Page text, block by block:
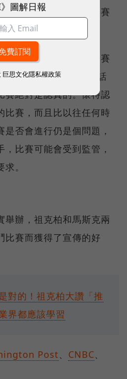
自己進行柔術練習或比賽
鬥之約，終極格鬥冠軍賽
White）經過和兩人通話
賽絕對是認真的。懷特認
比賽，而且比以往任何時
否會進行仍是個問題，
比賽可能會受到監管，
。
舉辦，祖克柏和馬斯克兩
比賽而獲得了宣傳的好
對的！祖克柏大讚「推
界都應該學習
Post CNBC
圖解日報
巨思文化隱私權政策